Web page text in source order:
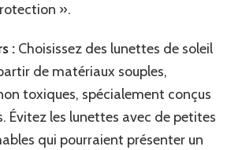
».
: Choisissez des lunettes de soleil
de matériaux souples,
toxiques, spécialement conçus
Évitez les lunettes avec de petites
qui pourraient présenter un